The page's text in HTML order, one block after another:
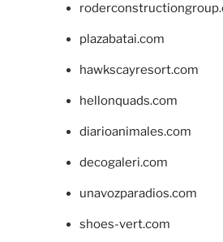
plazabatai.com
hawkscayresort.com
hellonquads.com
diarioanimales.com
decogaleri.com
unavozparadios.com
shoes-vert.com